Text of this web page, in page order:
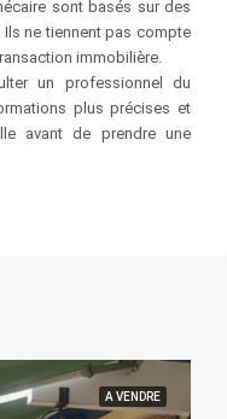
sont basés sur des
ne tiennent pas compte
immobilière.
un professionnel du
plus précises et
avant de prendre une
A VENDRE